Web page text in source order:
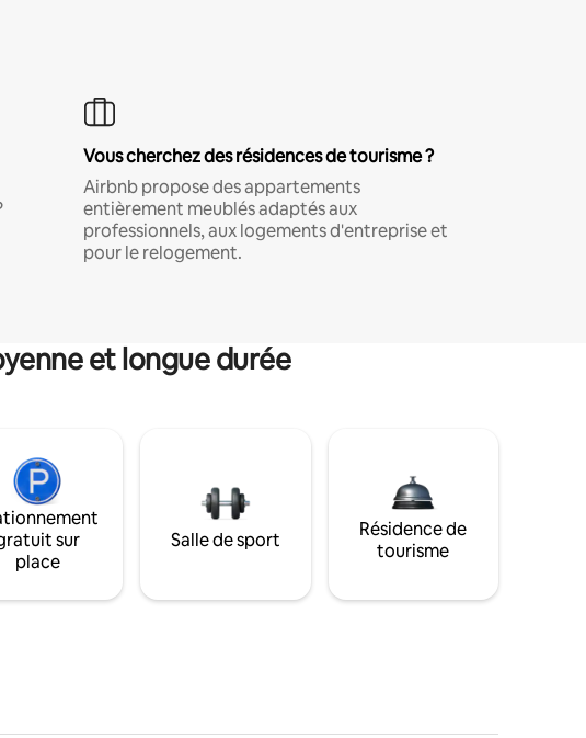
Vous cherchez des résidences de tourisme ?
Airbnb propose des appartements
entièrement meublés adaptés aux
professionnels, aux logements d'entreprise et
pour le relogement.
et longue durée
sur
place
Salle de sport
Résidence de
tourisme